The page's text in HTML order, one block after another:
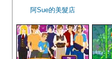
阿Sue的美髮店